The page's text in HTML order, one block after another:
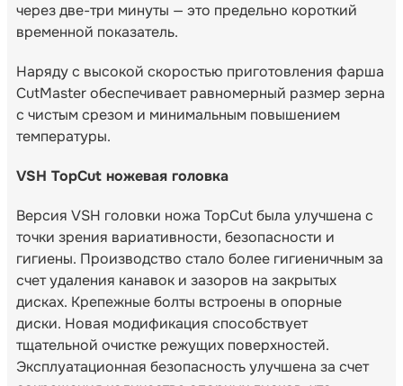
через две-три минуты — это предельно короткий
временной показатель.
Наряду с высокой скоростью приготовления фарша
CutMaster обеспечивает равномерный размер зерна
с чистым срезом и минимальным повышением
температуры.
VSH TopCut ножевая головка
Версия VSH головки ножа TopCut была улучшена с
точки зрения вариативности, безопасности и
гигиены. Производство стало более гигиеничным за
счет удаления канавок и зазоров на закрытых
дисках. Крепежные болты встроены в опорные
диски. Новая модификация способствует
тщательной очистке режущих поверхностей.
Эксплуатационная безопасность улучшена за счет